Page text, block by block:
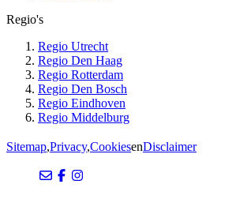
Regio's
Regio Utrecht
Regio Den Haag
Regio Rotterdam
Regio Den Bosch
Regio Eindhoven
Regio Middelburg
Sitemap,Privacy,CookiesenDisclaimer